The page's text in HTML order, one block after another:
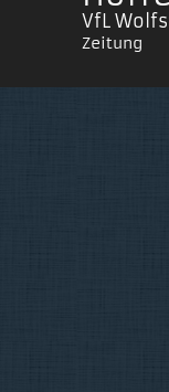
VfL
Zeitung